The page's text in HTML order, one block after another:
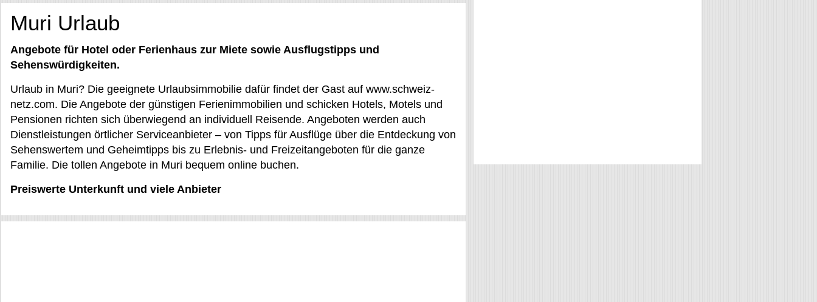
Muri Urlaub
Angebote für Hotel oder Ferienhaus zur Miete sowie Ausflugstipps und
Sehenswürdigkeiten.
Urlaub in Muri? Die geeignete Urlaubsimmobilie dafür findet der Gast auf www.schweiz-
netz.com. Die Angebote der günstigen Ferienimmobilien und schicken Hotels, Motels und
Pensionen richten sich überwiegend an individuell Reisende. Angeboten werden auch
Dienstleistungen örtlicher Serviceanbieter – von Tipps für Ausflüge über die Entdeckung von
Sehenswertem und Geheimtipps bis zu Erlebnis- und Freizeitangeboten für die ganze
Familie. Die tollen Angebote in Muri bequem online buchen.
Preiswerte Unterkunft und viele Anbieter